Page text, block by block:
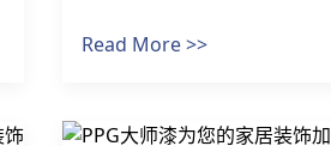
Read More >>